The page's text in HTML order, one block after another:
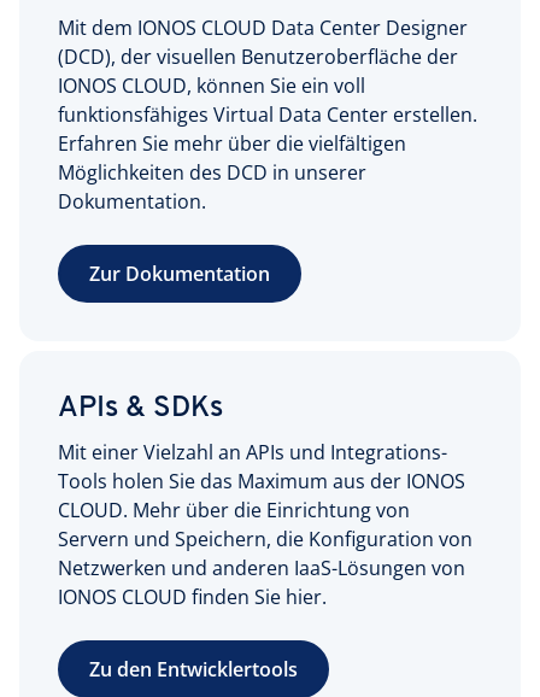
Mit dem IONOS CLOUD Data Center Designer
(DCD), der visuellen Benutzeroberfläche der
IONOS CLOUD, können Sie ein voll
funktionsfähiges Virtual Data Center erstellen.
Erfahren Sie mehr über die vielfältigen
Möglichkeiten des DCD in unserer
Dokumentation.
Zur Dokumentation
APIs & SDKs
Mit einer Vielzahl an APIs und Integrations-
Tools holen Sie das Maximum aus der IONOS
CLOUD. Mehr über die Einrichtung von
Servern und Speichern, die Konfiguration von
Netzwerken und anderen IaaS-Lösungen von
IONOS CLOUD finden Sie hier.
Zu den Entwicklertools